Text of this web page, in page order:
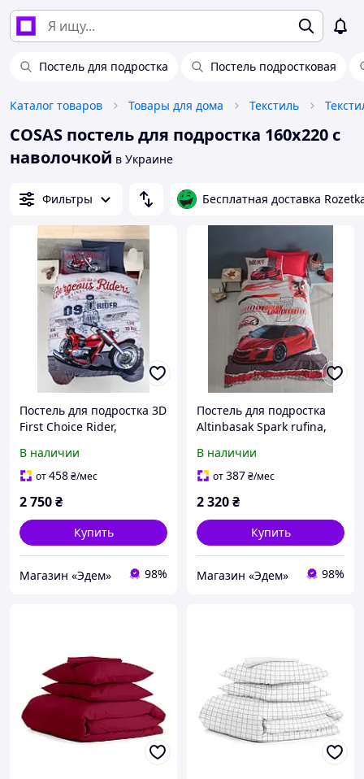
Постель для подростка Постель подростковая
Каталог товаров Товары для дома Текстиль
COSAS постель для подростка 160х220 с
наволочкой в Украине
Фильтры Бесплатная доставка
Постель для подростка 3D
First Choice Rider,
180х240, 50x70-1шт и
70х70-1шт
В наличии
от458₴/мес
2 750₴
Купить
Магазин «Эдем» 98%
Постель для подростка
Altinbasak Spark rufina,
180х240, 50x70-1шт
В наличии
от387₴/мес
2 320₴
Купить
Магазин «Эдем» 98%